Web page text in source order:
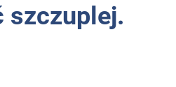
szczuplej.